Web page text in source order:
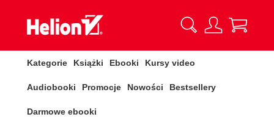
Kategorie Książki Ebooki Kursy video
Audiobooki Promocje Nowości Bestsellery
Darmowe ebooki